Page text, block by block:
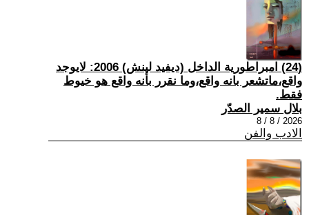
(24) امبراطورية الداخل (ديفيد لينش) 2006: لايوجد
واقع،ماتشعر بانه واقع،وما نقرر بأنه واقع هو خيوط
فقط.
بلال سمير الصدّر
2026 / 8 / 8
الادب والفن